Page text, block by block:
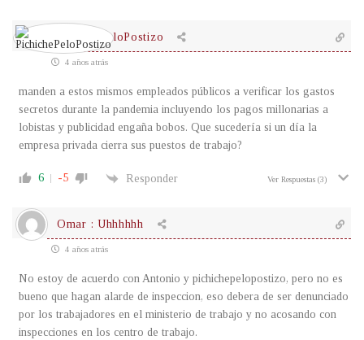
PichichePeloPostizo
4 años atrás
manden a estos mismos empleados públicos a verificar los gastos
secretos durante la pandemia incluyendo los pagos millonarias a
lobistas y publicidad engaña bobos. Que sucedería si un día la
empresa privada cierra sus puestos de trabajo?
6 -5 Responder Ver Respuestas (3)
Omar : Uhhhhhh
4 años atrás
No estoy de acuerdo con Antonio y pichichepelopostizo, pero no es
bueno que hagan alarde de inspeccion, eso debera de ser denunciado
por los trabajadores en el ministerio de trabajo y no acosando con
inspecciones en los centro de trabajo.